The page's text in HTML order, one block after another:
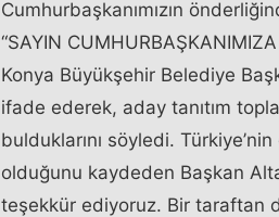
Cumhurbaşkanımızın
“SAYIN
Konya Büyükşehir Belediye
ifade ederek, aday tanıtım
bulduklarını söyledi.
olduğunu kaydeden Başkan
teşekkür ediyoruz. Bir taraftan